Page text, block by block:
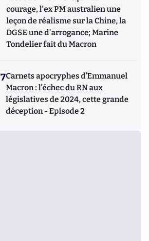
courage, l'ex PM australien une
leçon de réalisme sur la Chine, la
DGSE une d'arrogance; Marine
Tondelier fait du Macron
7Carnets apocryphes d’Emmanuel
Macron : l’échec du RN aux
législatives de 2024, cette grande
déception - Episode 2